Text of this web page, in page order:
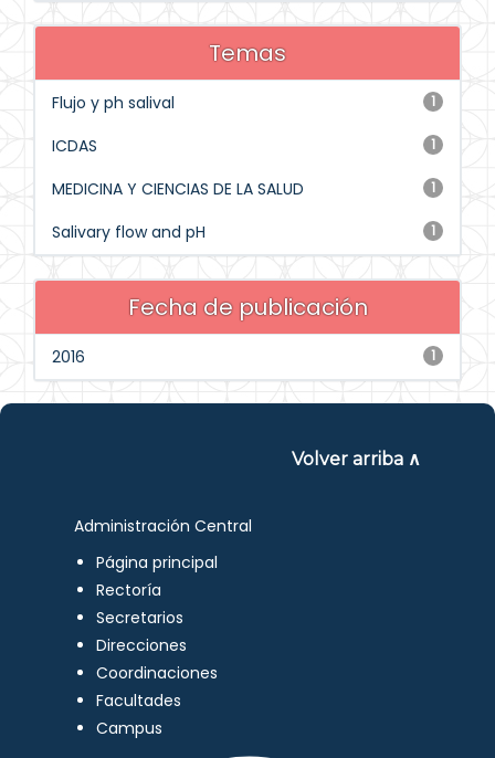
Temas
1
Flujo y ph salival
1
ICDAS
1
MEDICINA Y CIENCIAS DE LA SALUD
1
Salivary flow and pH
Fecha de publicación
1
2016
Volver arriba ∧
Administración Central
Página principal
Rectoría
Secretarios
Direcciones
Coordinaciones
Facultades
Campus